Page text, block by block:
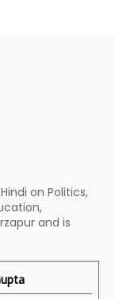
on Politics,
and is